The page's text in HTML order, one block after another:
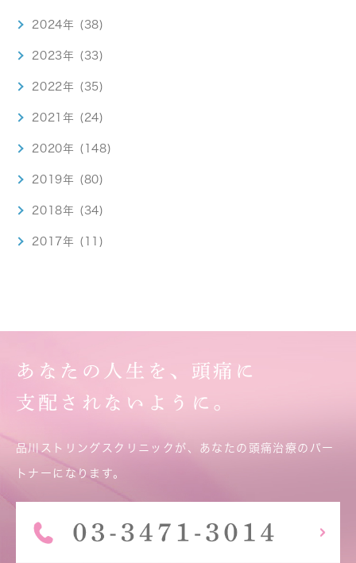
2024年 (38)
2023年 (33)
2022年 (35)
2021年 (24)
2020年 (148)
2019年 (80)
2018年 (34)
2017年 (11)
あなたの人生を、頭痛に
支配されないように。
品川ストリングスクリニックが、あなたの頭痛治療のパー
トナーになります。